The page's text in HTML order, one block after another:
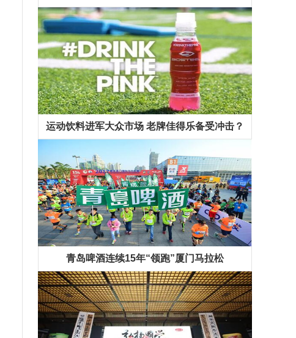
运动饮料进军大众市场 老牌佳得乐备受冲击？
青岛啤酒连续15年“领跑”厦门马拉松